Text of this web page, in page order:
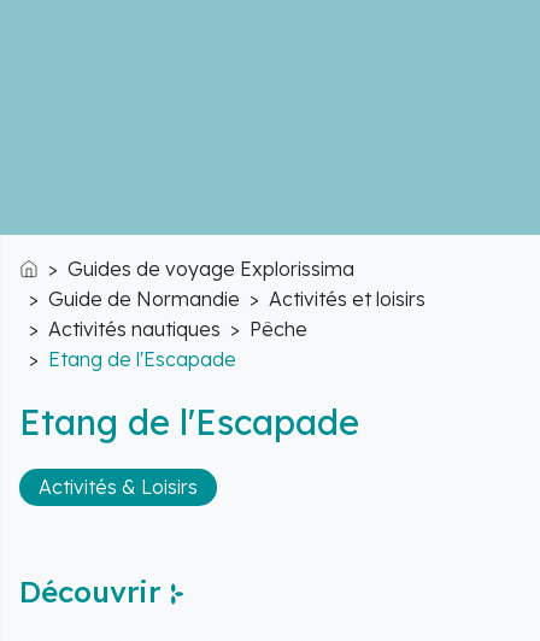
Accueil
Guides de voyage Explorissima
Guide de Normandie
Activités et loisirs
Activités nautiques
Pêche
Etang de l'Escapade
Etang de l'Escapade
Activités & Loisirs
Découvrir